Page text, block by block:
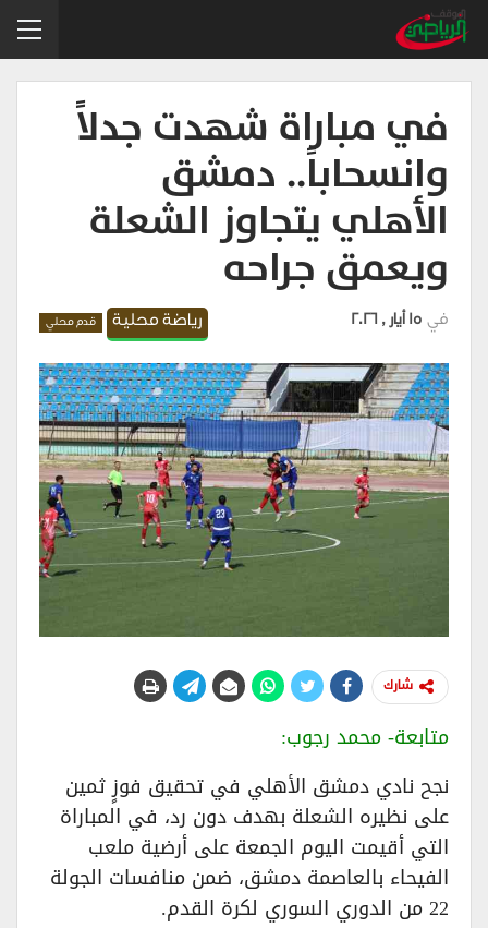
في مباراة شهدت جدلاً
وانسحاباً.. دمشق
الأهلي يتجاوز الشعلة
ويعمق جراحه
رياضة محلية قدم محلي في 15 أيار , 2026
شارك
متابعة- محمد رجوب:
نجح نادي دمشق الأهلي في تحقيق فوزٍ ثمين
على نظيره الشعلة بهدف دون رد، في المباراة
التي أقيمت اليوم الجمعة على أرضية ملعب
الفيحاء بالعاصمة دمشق، ضمن منافسات الجولة
22 من الدوري السوري لكرة القدم.